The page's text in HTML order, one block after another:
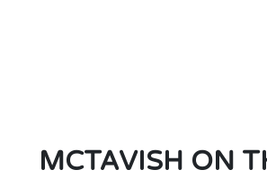
MCTAVISH ON